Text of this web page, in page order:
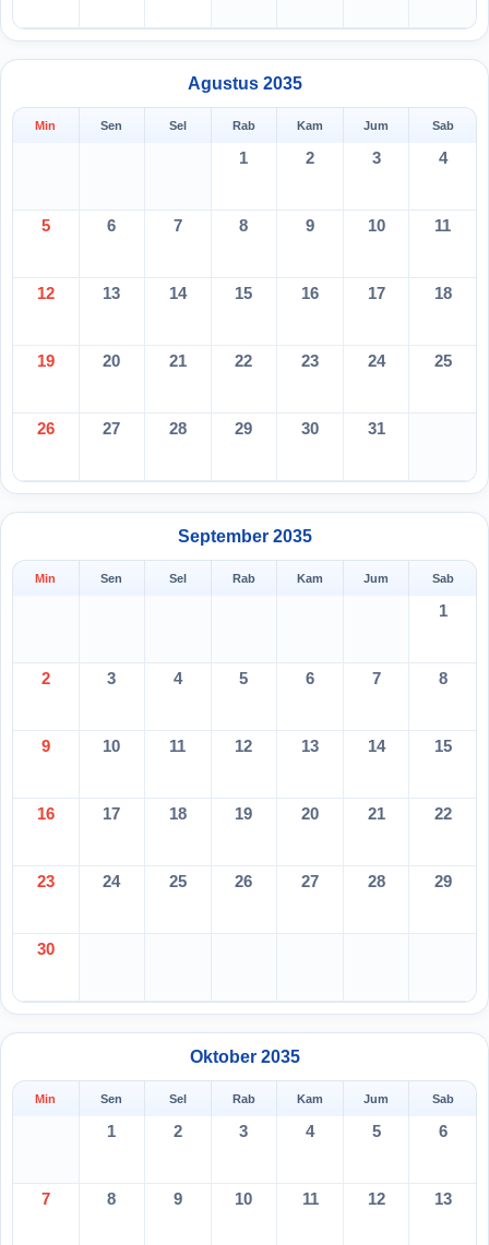
Agustus 2035
Min Sen Sel Rab Kam Jum Sab
1 2 3 4
5 6 7 8 9 10 11
12 13 14 15 16 17 18
19 20 21 22 23 24 25
26 27 28 29 30 31
September 2035
Min Sen Sel Rab Kam Jum Sab
1
2 3 4 5 6 7 8
9 10 11 12 13 14 15
16 17 18 19 20 21 22
23 24 25 26 27 28 29
30
Oktober 2035
Min Sen Sel Rab Kam Jum Sab
1 2 3 4 5 6
7 8 9 10 11 12 13